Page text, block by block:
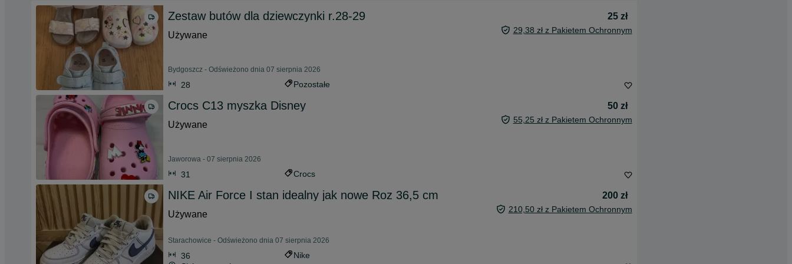
Zestaw butów dla dziewczynki r.28-29
25 zł
Używane
29,38 zł z Pakietem Ochronnym
Bydgoszcz - Odświeżono dnia 07 sierpnia 2026
28 Pozostałe
Crocs C13 myszka Disney
50 zł
Używane
55,25 zł z Pakietem Ochronnym
Jaworowa - 07 sierpnia 2026
31 Crocs
NIKE Air Force I stan idealny jak nowe Roz 36,5 cm
200 zł
Używane
210,50 zł z Pakietem Ochronnym
Starachowice - Odświeżono dnia 07 sierpnia 2026
36
Nike